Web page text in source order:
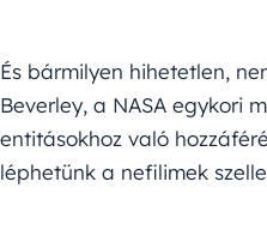
És bármilyen hihetetlen,
Beverley, a NASA egykori
entitásokhoz való
léphetünk a nefilimek